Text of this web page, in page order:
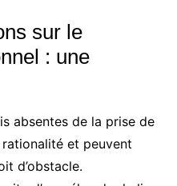
sur le
: une
absentes de la prise de
et peuvent
d’obstacle.